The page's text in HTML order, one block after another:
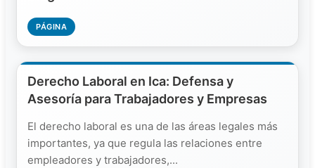
PÁGINA
Derecho Laboral en Ica: Defensa y
Asesoría para Trabajadores y Empresas
El derecho laboral es una de las áreas legales más
importantes, ya que regula las relaciones entre
empleadores y trabajadores,...